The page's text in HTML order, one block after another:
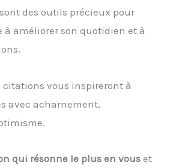
des outils précieux pour
améliorer son quotidien et à
citations vous inspireront à
avec acharnement,
qui résonne le plus en vous et